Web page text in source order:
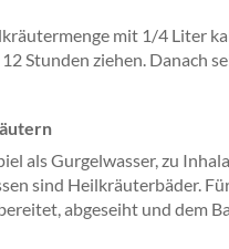
mit 1/4 Liter
Stunden ziehen. Danach
als Gurgelwasser, zu
sind Heilkräuterbäder.
abgeseiht und dem